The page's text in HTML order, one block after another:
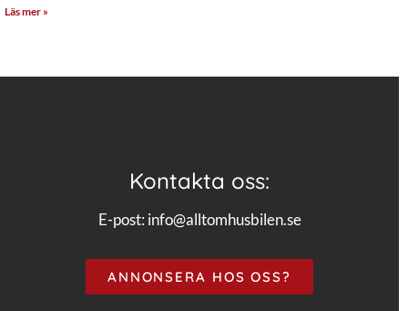
Läs mer »
Kontakta oss:
E-post: info@alltomhusbilen.se
ANNONSERA HOS OSS?